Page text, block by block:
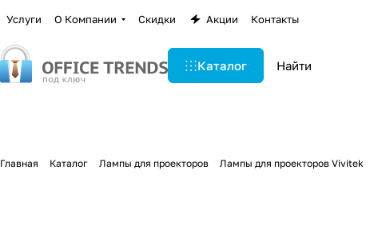
Услуги О Компании Скидки Акции Контакты
Каталог
Главная Каталог Лампы для проекторов Лампы для проекторов Vivitek